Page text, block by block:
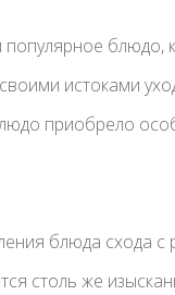
популярное блюдо,
истоками
приобрело
блюда схода
столь же